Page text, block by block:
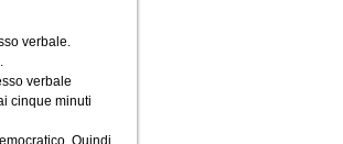
verbale.
verbale
cinque minuti
Quindi,